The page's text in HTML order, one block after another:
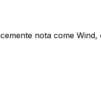
nota come